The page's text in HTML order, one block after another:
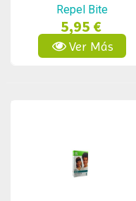
Repel Bite
5,95 €
Ver Más